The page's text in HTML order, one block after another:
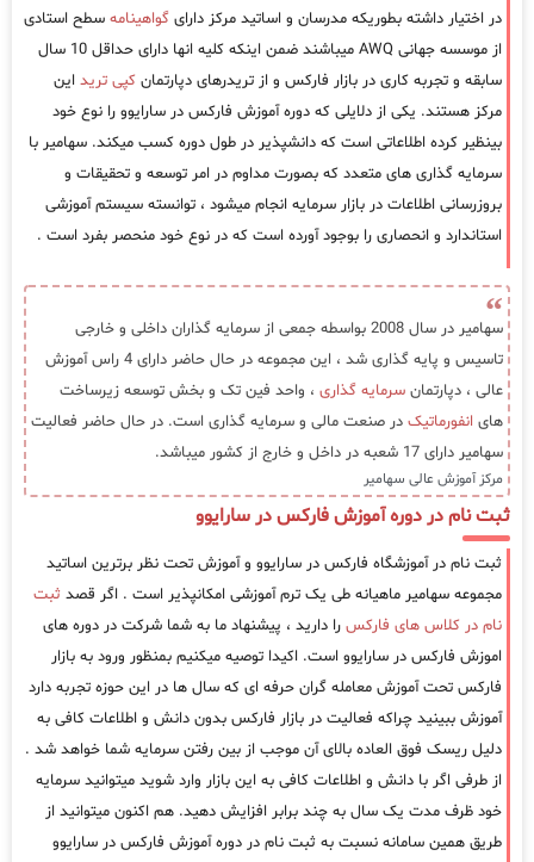
در اختیار داشته بطوریکه مدرسان و اساتید مرکز دارای گواهینامه سطح استادی
از موسسه جهانی AWQ میباشند ضمن اینکه کلیه انها دارای حداقل 10 سال
سابقه و تجربه کاری در بازار فارکس و از تریدرهای دپارتمان کپی ترید این
مرکز هستند. یکی از دلایلی که دوره آموزش فارکس در سارایوو را نوع خود
بینظیر کرده اطلاعاتی است که دانشپذیر در طول دوره کسب میکند. سهامیر با
سرمایه گذاری های متعدد که بصورت مداوم در امر توسعه و تحقیقات و
بروزرسانی اطلاعات در بازار سرمایه انجام میشود ، توانسته سیستم آموزشی
استاندارد و انحصاری را بوجود آورده است که در نوع خود منحصر بفرد است .
سهامیر در سال 2008 بواسطه جمعی از سرمایه گذاران داخلی و خارجی
تاسیس و پایه گذاری شد ، این مجموعه در حال حاضر دارای 4 راس آموزش
عالی ، دپارتمان سرمایه گذاری ، واحد فین تک و بخش توسعه زیرساخت
های انفورماتیک در صنعت مالی و سرمایه گذاری است. در حال حاضر فعالیت
سهامیر دارای 17 شعبه در داخل و خارج از کشور میباشد.
مرکز آموزش عالی سهامیر
ثبت نام در دوره آموزش فارکس در سارایوو
ثبت نام در آموزشگاه فارکس در سارایوو و آموزش تحت نظر برترین اساتید
مجموعه سهامیر ماهیانه طی یک ترم آموزشی امکانپذیر است . اگر قصد ثبت
نام در کلاس های فارکس را دارید ، پیشنهاد ما به شما شرکت در دوره های
اموزش فارکس در سارایوو است. اکیدا توصیه میکنیم بمنظور ورود به بازار
فارکس تحت آموزش معامله گران حرفه ای که سال ها در این حوزه تجربه دارد
آموزش ببینید چراکه فعالیت در بازار فارکس بدون دانش و اطلاعات کافی به
دلیل ریسک فوق العاده بالای آن موجب از بین رفتن سرمایه شما خواهد شد .
از طرفی اگر با دانش و اطلاعات کافی به این بازار وارد شوید میتوانید سرمایه
خود ظرف مدت یک سال به چند برابر افزایش دهید. هم اکنون میتوانید از
طریق همین سامانه نسبت به ثبت نام در دوره آموزش فارکس در سارایوو